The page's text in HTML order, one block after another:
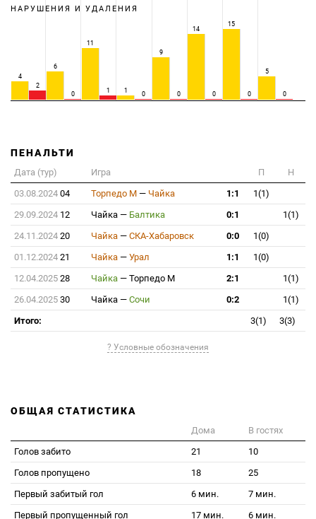
НАРУШЕНИЯ И УДАЛЕНИЯ
4
2
6
0
11
1 1 0
9
0
14
0
15
0
5
0
ПЕНАЛЬТИ
Дата (тур) Игра П
Н
03.08.2024 04 Торпедо М — Чайка 1:1
1(1)
29.09.2024 12 Чайка — Балтика 0:1
1(1)
24.11.2024 20 Чайка — СКА-Хабаровск 0:0
1(0)
01.12.2024 21 Чайка — Урал 1:1
1(0)
12.04.2025 28 Чайка — Торпедо М 2:1
1(1)
26.04.2025 30 Чайка — Сочи 0:2
1(1)
Итого:
3(1) 3(3)
? Условные обозначения
ОБЩАЯ СТАТИСТИКА
Дома
В гостях
Голов забито
21
10
Голов пропущено
18
25
Первый забитый гол
6 мин.
7 мин.
Первый пропущенный гол
17 мин.
6 мин.